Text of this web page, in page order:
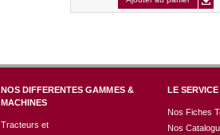
NOS DIFFERENTES GAMMES &
MACHINES
Tracteurs et
LE
Nos Fiches
Nos